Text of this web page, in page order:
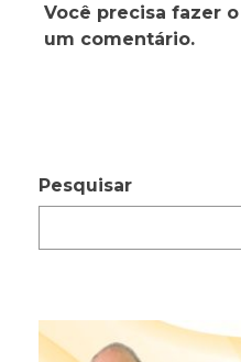
Você precisa fazer o
um comentário.
Pesquisar